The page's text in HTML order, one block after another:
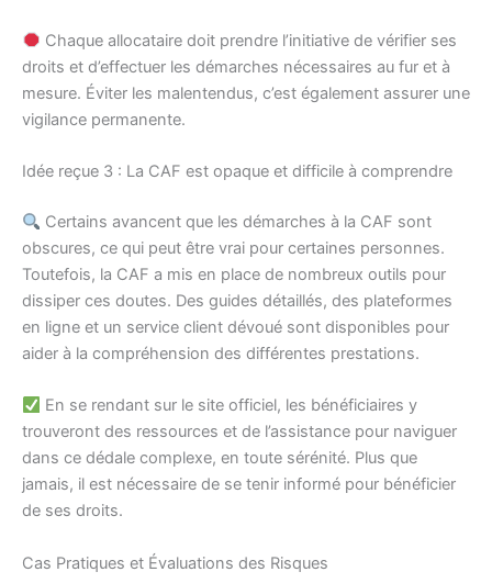
Chaque allocataire doit prendre l’initiative de vérifier ses
droits et d’effectuer les démarches nécessaires au fur et à
mesure. Éviter les malentendus, c’est également assurer une
vigilance permanente.
Idée reçue 3 : La CAF est opaque et difficile à comprendre
Certains avancent que les démarches à la CAF sont
obscures, ce qui peut être vrai pour certaines personnes.
Toutefois, la CAF a mis en place de nombreux outils pour
dissiper ces doutes. Des guides détaillés, des plateformes
en ligne et un service client dévoué sont disponibles pour
aider à la compréhension des différentes prestations.
En se rendant sur le site officiel, les bénéficiaires y
trouveront des ressources et de l’assistance pour naviguer
dans ce dédale complexe, en toute sérénité. Plus que
jamais, il est nécessaire de se tenir informé pour bénéficier
de ses droits.
Cas Pratiques et Évaluations des Risques